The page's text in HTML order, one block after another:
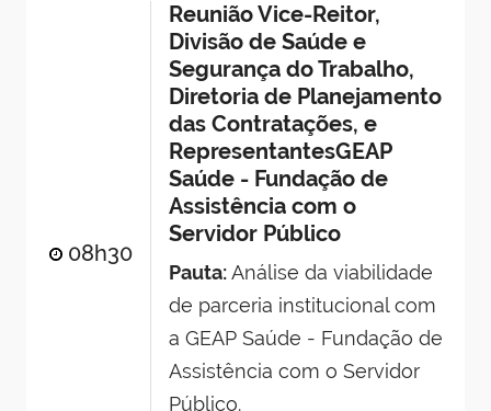
08h30
Reunião Vice-Reitor,
Divisão de Saúde e
Segurança do Trabalho,
Diretoria de Planejamento
das Contratações, e
RepresentantesGEAP
Saúde - Fundação de
Assistência com o
Servidor Público
Pauta:Análise da viabilidade
de parceria institucional com
a GEAP Saúde - Fundação de
Assistência com o Servidor
Público.